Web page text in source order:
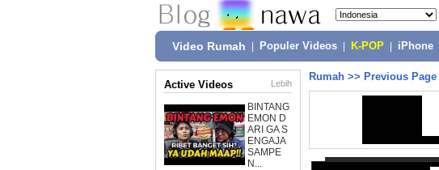
Video Rumah Populer Videos K-POP iPhone
Active Videos Lebih
BINTANG
EMON D
ARI GA S
ENGAJA
SAMPE
N...
Rumah >> Previous Page